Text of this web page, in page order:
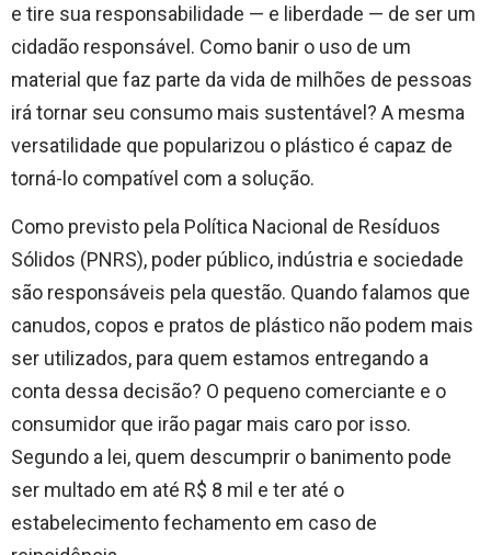
e tire sua responsabilidade — e liberdade — de ser um
cidadão responsável. Como banir o uso de um
material que faz parte da vida de milhões de pessoas
irá tornar seu consumo mais sustentável? A mesma
versatilidade que popularizou o plástico é capaz de
torná-lo compatível com a solução.
Como previsto pela Política Nacional de Resíduos
Sólidos (PNRS), poder público, indústria e sociedade
são responsáveis pela questão. Quando falamos que
canudos, copos e pratos de plástico não podem mais
ser utilizados, para quem estamos entregando a
conta dessa decisão? O pequeno comerciante e o
consumidor que irão pagar mais caro por isso.
Segundo a lei, quem descumprir o banimento pode
ser multado em até R$ 8 mil e ter até o
estabelecimento fechamento em caso de